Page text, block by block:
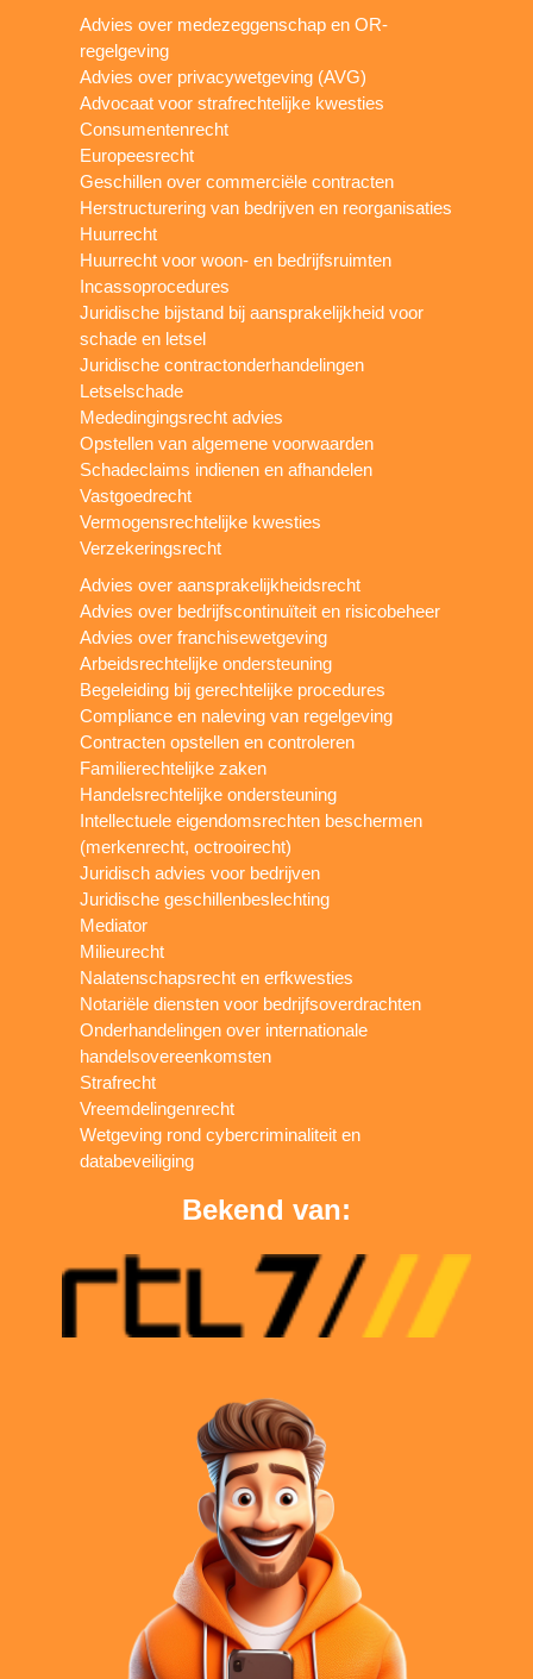
Advies over medezeggenschap en OR-
regelgeving
Advies over privacywetgeving (AVG)
Advocaat voor strafrechtelijke kwesties
Consumentenrecht
Europeesrecht
Geschillen over commerciële contracten
Herstructurering van bedrijven en reorganisaties
Huurrecht
Huurrecht voor woon- en bedrijfsruimten
Incassoprocedures
Juridische bijstand bij aansprakelijkheid voor
schade en letsel
Juridische contractonderhandelingen
Letselschade
Mededingingsrecht advies
Opstellen van algemene voorwaarden
Schadeclaims indienen en afhandelen
Vastgoedrecht
Vermogensrechtelijke kwesties
Verzekeringsrecht
Advies over aansprakelijkheidsrecht
Advies over bedrijfscontinuïteit en risicobeheer
Advies over franchisewetgeving
Arbeidsrechtelijke ondersteuning
Begeleiding bij gerechtelijke procedures
Compliance en naleving van regelgeving
Contracten opstellen en controleren
Familierechtelijke zaken
Handelsrechtelijke ondersteuning
Intellectuele eigendomsrechten beschermen
(merkenrecht, octrooirecht)
Juridisch advies voor bedrijven
Juridische geschillenbeslechting
Mediator
Milieurecht
Nalatenschapsrecht en erfkwesties
Notariële diensten voor bedrijfsoverdrachten
Onderhandelingen over internationale
handelsovereenkomsten
Strafrecht
Vreemdelingenrecht
Wetgeving rond cybercriminaliteit en
databeveiliging
Bekend van: